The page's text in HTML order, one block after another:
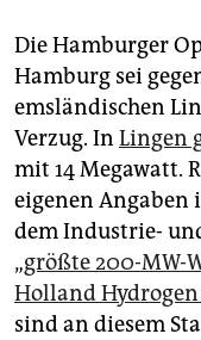
Die Hamburger
Hamburg sei
emsländischen
Verzug. In Lingen
mit 14 Megawatt.
eigenen Angaben
dem Industrie-
„größte 200-MW-
Holland Hydrogen
sind an diesem